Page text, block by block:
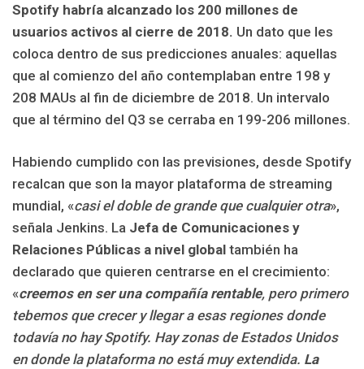
Spotify habría alcanzado los 200 millones de
usuarios activos al cierre de 2018. Un dato que les
coloca dentro de sus predicciones anuales: aquellas
que al comienzo del año contemplaban entre 198 y
208 MAUs al fin de diciembre de 2018. Un intervalo
que al término del Q3 se cerraba en 199-206 millones.
Habiendo cumplido con las previsiones, desde Spotify
recalcan que son la mayor plataforma de streaming
mundial, «casi el doble de grande que cualquier otra»,
señala Jenkins. La Jefa de Comunicaciones y
Relaciones Públicas a nivel global también ha
declarado que quieren centrarse en el crecimiento:
«creemos en ser una compañía rentable, pero primero
tebemos que crecer y llegar a esas regiones donde
todavía no hay Spotify. Hay zonas de Estados Unidos
en donde la plataforma no está muy extendida. La